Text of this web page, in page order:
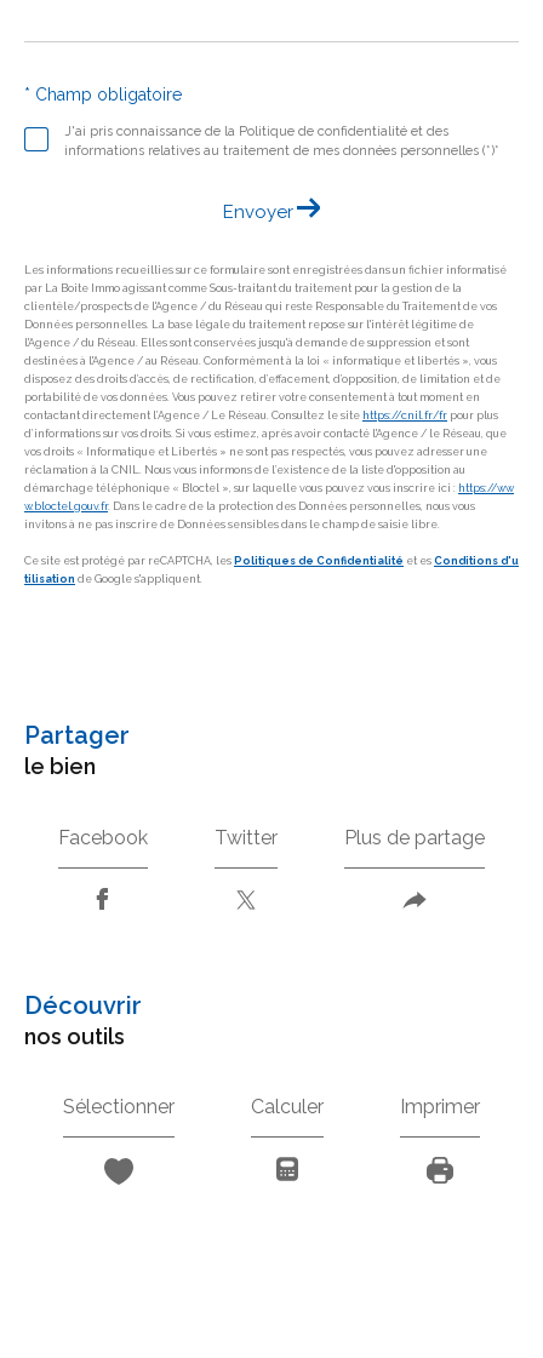
J'ai pris connaissance de la Politique de confidentialité et des
informations relatives au traitement de mes données personnelles (*)*
* Champ obligatoire
Envoyer
Les informations recueillies sur ce formulaire sont enregistrées dans un fichier informatisé
par La Boite Immo agissant comme Sous-traitant du traitement pour la gestion de la
clientèle/prospects de l'Agence / du Réseau qui reste Responsable du Traitement de vos
Données personnelles. La base légale du traitement repose sur l'intérêt légitime de
l'Agence / du Réseau. Elles sont conservées jusqu'à demande de suppression et sont
destinées à l'Agence / au Réseau. Conformément à la loi « informatique et libertés », vous
disposez des droits d’accès, de rectification, d’effacement, d’opposition, de limitation et de
portabilité de vos données. Vous pouvez retirer votre consentement à tout moment en
contactant directement l’Agence / Le Réseau. Consultez le site https://cnil.fr/fr pour plus
d’informations sur vos droits. Si vous estimez, après avoir contacté l'Agence / le Réseau, que
vos droits « Informatique et Libertés » ne sont pas respectés, vous pouvez adresser une
réclamation à la CNIL. Nous vous informons de l’existence de la liste d'opposition au
démarchage téléphonique « Bloctel », sur laquelle vous pouvez vous inscrire ici : https://ww
w.bloctel.gouv.fr. Dans le cadre de la protection des Données personnelles, nous vous
invitons à ne pas inscrire de Données sensibles dans le champ de saisie libre.
Ce site est protégé par reCAPTCHA, les Politiques de Confidentialité et es Conditions d'u
tilisation de Google s'appliquent.
partager
le bien
Facebook Twitter Plus de partage
découvrir
nos outils
Sélectionner Calculer Imprimer